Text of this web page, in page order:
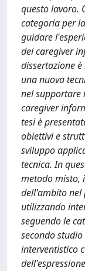
questo lavoro.
categoria per
guidare
dei caregiver
dissertazione
una nuova
nel supportare
caregiver
tesi è
obiettivi e
sviluppo
tecnica. In
metodo misto,
dell'ambito
utilizzando
seguendo le
secondo
interventistico